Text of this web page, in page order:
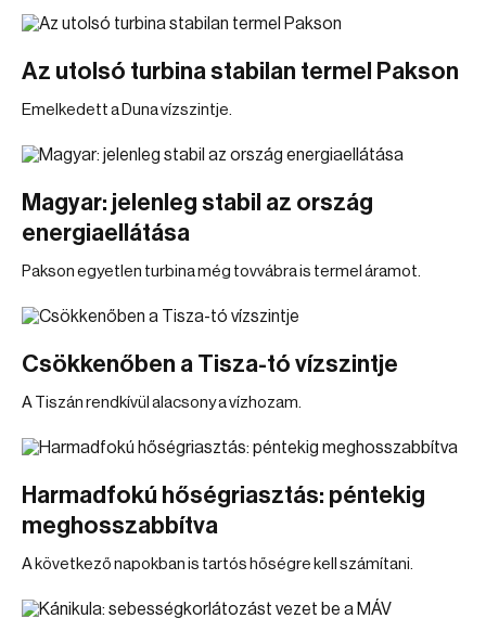
Az utolsó turbina stabilan termel Pakson
Emelkedett a Duna vízszintje.
Magyar: jelenleg stabil az ország
energiaellátása
Pakson egyetlen turbina még tovvábra is termel áramot.
Csökkenőben a Tisza-tó vízszintje
A Tiszán rendkívül alacsony a vízhozam.
Harmadfokú hőségriasztás: péntekig
meghosszabbítva
A következő napokban is tartós hőségre kell számítani.